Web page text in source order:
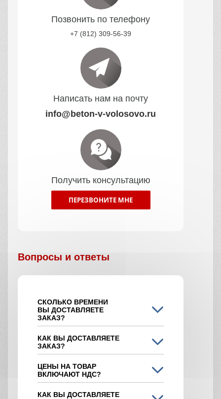
Позвонить по телефону
+7 (812) 309-56-39
Написать нам на почту
info@beton-v-volosovo.ru
Получить консультацию
ПЕРЕЗВОНИТЕ МНЕ
Вопросы и ответы
СКОЛЬКО ВРЕМЕНИ
ВЫ ДОСТАВЛЯЕТЕ
ЗАКАЗ?
КАК ВЫ ДОСТАВЛЯЕТЕ
ЗАКАЗ?
ЦЕНЫ НА ТОВАР
ВКЛЮЧАЮТ НДС?
КАК ВЫ ДОСТАВЛЯЕТЕ